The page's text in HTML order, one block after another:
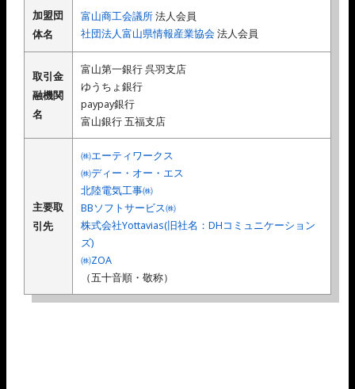
加盟団
体名
富山商工会議所法人会員
社団法人富山県情報産業協会法人会員
取引金
融機関
名
富山第一銀行 呉羽支店
ゆうちょ銀行
paypay銀行
富山銀行 五福支店
主要取
引先
㈱エーティワークス
㈱ディー・オー・エス
北陸電気工事㈱
BBソフトサービス㈱
株式会社Yottavias(旧社名：DHコミュニケーション
ズ)
㈱ZOA
（五十音順・敬称）